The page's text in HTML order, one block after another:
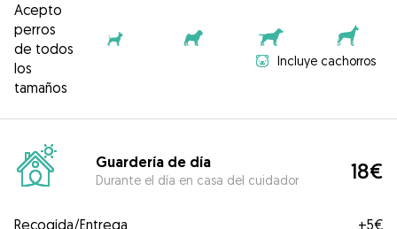
Acepto
perros
de todos
los
tamaños
Incluye cachorros
Guardería de día
Durante el día en casa del cuidador 18€
Recogida/Entrega +5€